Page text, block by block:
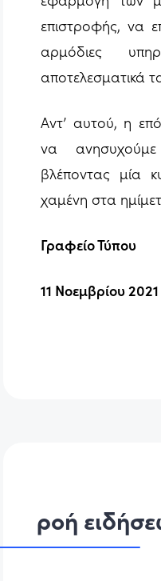
επιστροφής, να
αρμόδιες
αποτελεσματικά
Αντ’ αυτού, η
να
βλέποντας μία
χαμένη στα
Γραφείο Τύπου
11 Νοεμβρίου 2021
ροή